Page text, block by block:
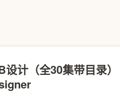
设计（全30集带目录